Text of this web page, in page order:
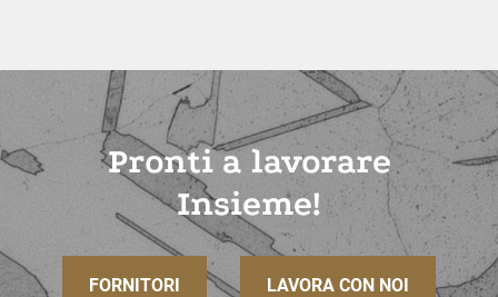
Pronti a lavorare
Insieme!
FORNITORI LAVORA CON NOI